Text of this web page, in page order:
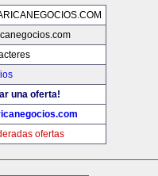
una oferta!
ofertas